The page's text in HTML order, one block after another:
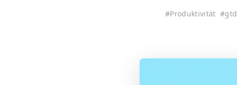
#Produktivität #gtd